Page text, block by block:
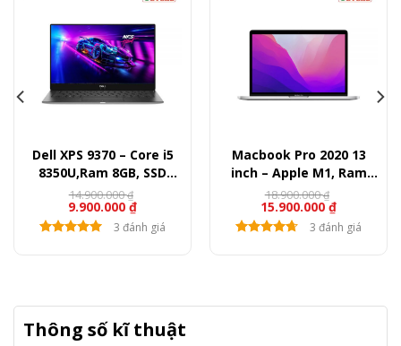
Dell XPS 9370 – Core i5
8350U,Ram 8GB, SSD
256GB, 13.3″ FullHD
9.900.000 ₫
14.900.000₫
3 đánh giá
Macbook Pro 2020 13
inch – Apple M1, Ram
8GB, SSD 256GB, 13″
Retina
15.900.000 ₫
18.900.000₫
3 đánh giá
Thông số kĩ thuật